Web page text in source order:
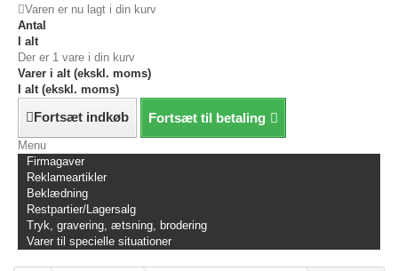
Varen er nu lagt i din kurv
Antal
I alt
Der er 1 vare i din kurv
Varer i alt (ekskl. moms)
I alt (ekskl. moms)
Fortsæt indkøb Fortsæt til betaling
Menu
Firmagaver
Reklameartikler
Beklædning
Restpartier/Lagersalg
Tryk, gravering, ætsning, brodering
Varer til specielle situationer